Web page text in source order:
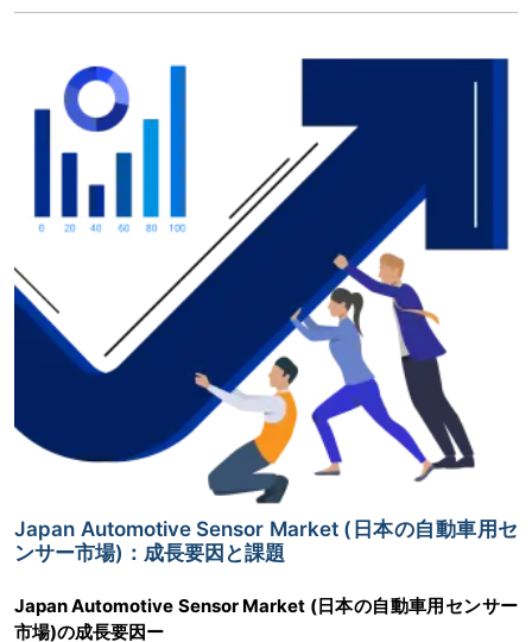
Japan Automotive Sensor Market (日本の自動車用セ
ンサー市場)：成長要因と課題
Japan Automotive Sensor Market (日本の自動車用センサー
市場)の成長要因ー